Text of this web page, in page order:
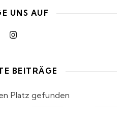
UNS AUF
BEITRÄGE
Platz gefunden